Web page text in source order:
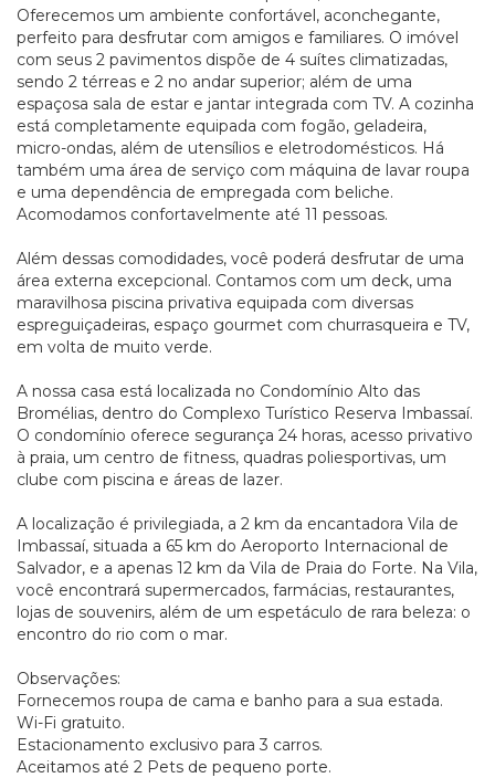
Oferecemos um ambiente confortável, aconchegante,
perfeito para desfrutar com amigos e familiares. O imóvel
com seus 2 pavimentos dispõe de 4 suítes climatizadas,
sendo 2 térreas e 2 no andar superior; além de uma
espaçosa sala de estar e jantar integrada com TV. A cozinha
está completamente equipada com fogão, geladeira,
micro-ondas, além de utensílios e eletrodomésticos. Há
também uma área de serviço com máquina de lavar roupa
e uma dependência de empregada com beliche.
Acomodamos confortavelmente até 11 pessoas.
Além dessas comodidades, você poderá desfrutar de uma
área externa excepcional. Contamos com um deck, uma
maravilhosa piscina privativa equipada com diversas
espreguiçadeiras, espaço gourmet com churrasqueira e TV,
em volta de muito verde.
A nossa casa está localizada no Condomínio Alto das
Bromélias, dentro do Complexo Turístico Reserva Imbassaí.
O condomínio oferece segurança 24 horas, acesso privativo
à praia, um centro de fitness, quadras poliesportivas, um
clube com piscina e áreas de lazer.
A localização é privilegiada, a 2 km da encantadora Vila de
Imbassaí, situada a 65 km do Aeroporto Internacional de
Salvador, e a apenas 12 km da Vila de Praia do Forte. Na Vila,
você encontrará supermercados, farmácias, restaurantes,
lojas de souvenirs, além de um espetáculo de rara beleza: o
encontro do rio com o mar.
Observações:
Fornecemos roupa de cama e banho para a sua estada.
Wi-Fi gratuito.
Estacionamento exclusivo para 3 carros.
Aceitamos até 2 Pets de pequeno porte.